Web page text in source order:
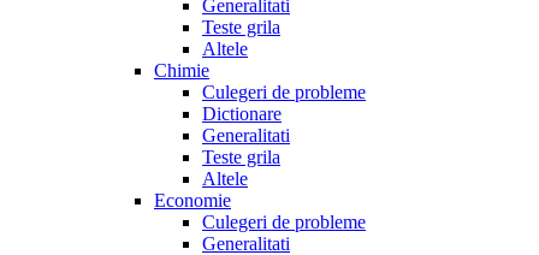
Generalitati
Teste grila
Altele
Chimie
Culegeri de probleme
Dictionare
Generalitati
Teste grila
Altele
Economie
Culegeri de probleme
Generalitati